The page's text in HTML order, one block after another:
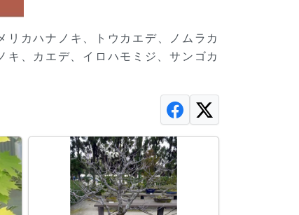
カハナノキ、トウカエデ、ノムラカ
、カエデ、イロハモミジ、サンゴカ